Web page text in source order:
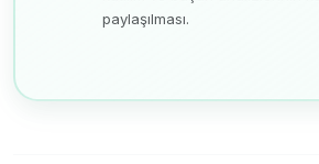
paylaşılması.